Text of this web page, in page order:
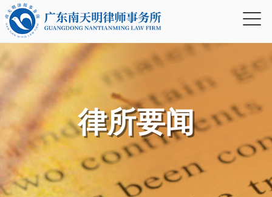
律所要闻